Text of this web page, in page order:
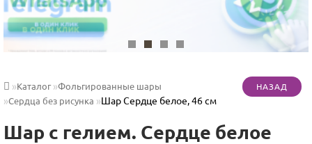
Каталог Фольгированные шары
Сердца без рисунка
Шар Сердце белое, 46 см
Шар с гелием. Сердце белое